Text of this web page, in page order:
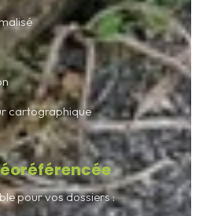
cartographique
pour vos dossiers :